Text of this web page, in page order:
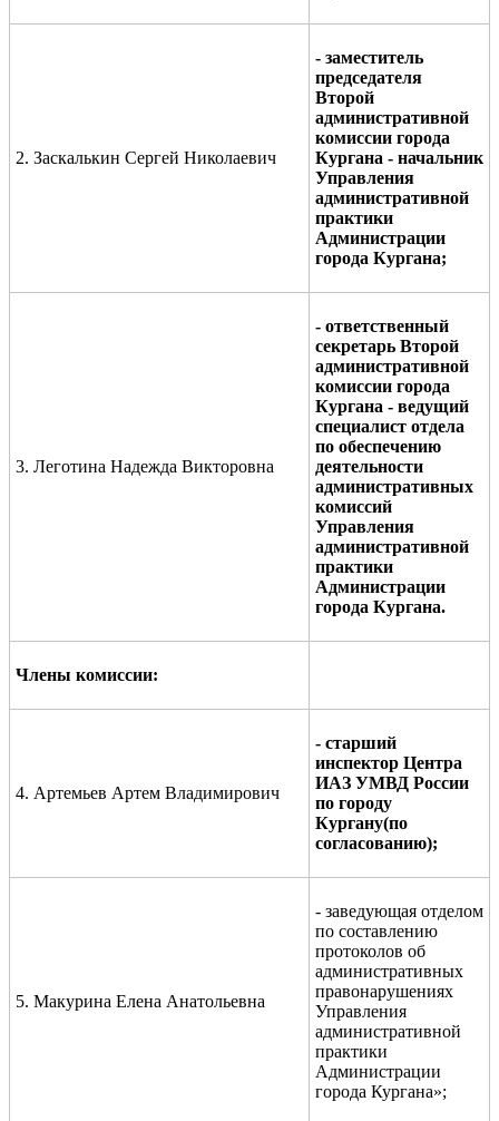
2. Заскалькин Сергей Николаевич
- заместитель
председателя
Второй
административной
комиссии города
Кургана - начальник
Управления
административной
практики
Администрации
города Кургана;
3. Леготина Надежда Викторовна
- ответственный
секретарь Второй
административной
комиссии города
Кургана - ведущий
специалист отдела
по обеспечению
деятельности
административных
комиссий
Управления
административной
практики
Администрации
города Кургана.
Члены комиссии:
4. Артемьев Артем Владимирович
- старший
инспектор Центра
ИАЗ УМВД России
по городу
Кургану(по
согласованию);
5. Макурина Елена Анатольевна
- заведующая отделом
по составлению
протоколов об
административных
правонарушениях
Управления
административной
практики
Администрации
города Кургана»;